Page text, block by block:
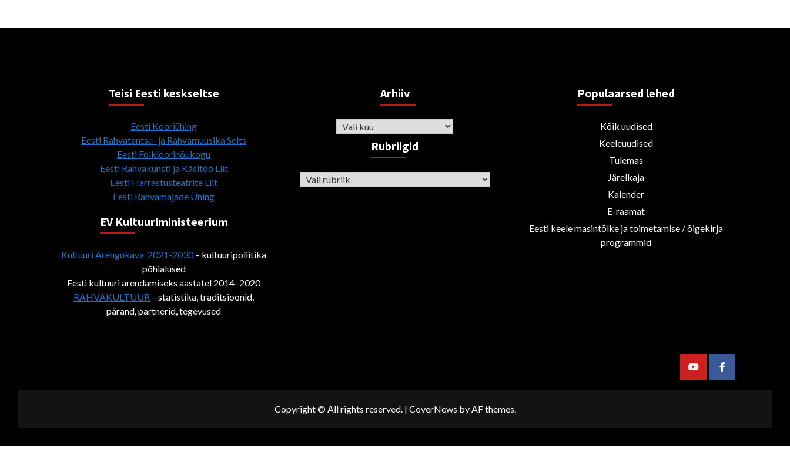
Teisi Eesti keskseltse
Eesti Kooriühing
Eesti Rahvatantsu- ja Rahvamuusika Selts
Eesti Folkloorinõukogu
Eesti Rahvakunsti ja Käsitöö Liit
Eesti Harrastusteatrite Liit
Eesti Rahvamajade Ühing
EV Kultuuriministeerium
Kultuuri Arengukava 2021-2030– kultuuripoliitika
põhialused
Eesti kultuuri arendamiseks aastatel 2014–2020
RAHVAKULTUUR – statistika, traditsioonid,
pärand, partnerid, tegevused
Arhiiv
Arhiiv
Rubriigid
Rubriigid
Populaarsed lehed
Kõik uudised
Keeleuudised
Tulemas
Järelkaja
Kalender
E-raamat
Eesti keele masintõlke ja toimetamise / õigekirja
programmid
YoutubeFacebook
Copyright © All rights reserved. | CoverNews by AF themes.